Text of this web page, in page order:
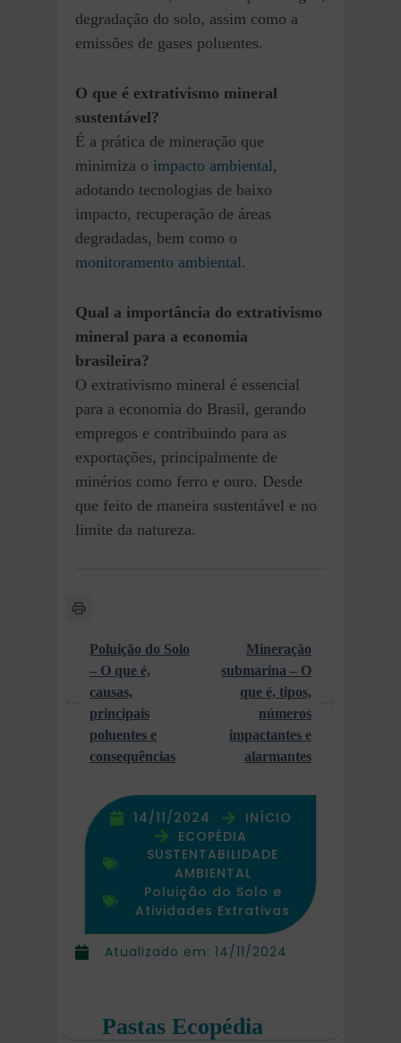
Atualizado em: 14/11/2024
degradação do solo, assim como a
emissões de gases poluentes.
O que é extrativismo mineral
sustentável?
É a prática de mineração que
minimiza o impacto ambiental,
adotando tecnologias de baixo
impacto, recuperação de áreas
degradadas, bem como o
monitoramento ambiental.
Qual a importância do extrativismo
mineral para a economia
brasileira?
O extrativismo mineral é essencial
para a economia do Brasil, gerando
empregos e contribuindo para as
exportações, principalmente de
minérios como ferro e ouro. Desde
que feito de maneira sustentável e no
limite da natureza.
Poluição do Solo
– O que é,
causas,
principais
poluentes e
consequências
Mineração
submarina – O
que é, tipos,
números
impactantes e
alarmantes
14/11/2024
INÍCIO
ECOPÉDIA
SUSTENTABILIDADE
AMBIENTAL
Poluição do Solo e
Atividades Extrativas
Pastas Ecopédia